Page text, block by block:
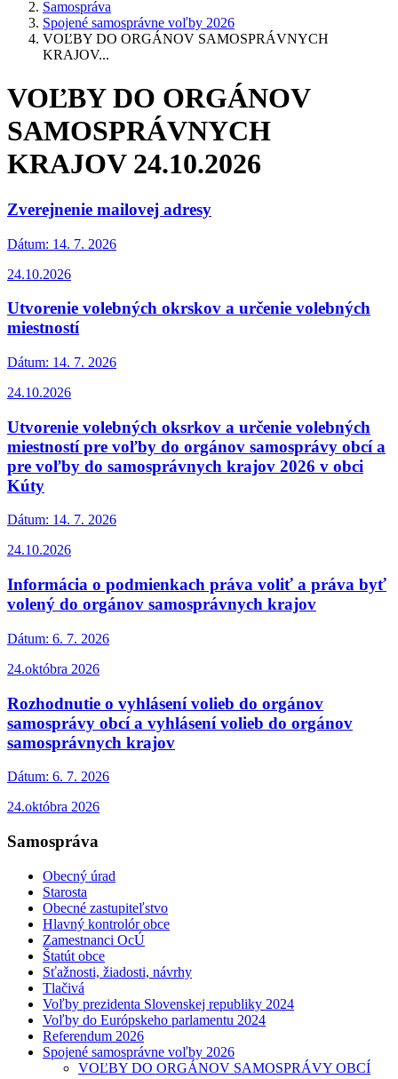
Samospráva
Spojené samosprávne voľby 2026
VOĽBY DO ORGÁNOV SAMOSPRÁVNYCH
KRAJOV...
VOĽBY DO ORGÁNOV
SAMOSPRÁVNYCH
KRAJOV 24.10.2026
Zverejnenie mailovej adresy
Dátum: 14. 7. 2026
24.10.2026
Utvorenie volebných okrskov a určenie volebných
miestností
Dátum: 14. 7. 2026
24.10.2026
Utvorenie volebných oksrkov a určenie volebných
miestností pre voľby do orgánov samosprávy obcí a
pre voľby do samosprávnych krajov 2026 v obci
Kúty
Dátum: 14. 7. 2026
24.10.2026
Informácia o podmienkach práva voliť a práva byť
volený do orgánov samosprávnych krajov
Dátum: 6. 7. 2026
24.októbra 2026
Rozhodnutie o vyhlásení volieb do orgánov
samosprávy obcí a vyhlásení volieb do orgánov
samosprávnych krajov
Dátum: 6. 7. 2026
24.októbra 2026
Samospráva
Obecný úrad
Starosta
Obecné zastupiteľstvo
Hlavný kontrolór obce
Zamestnanci OcÚ
Štatút obce
Sťažnosti, žiadosti, návrhy
Tlačivá
Voľby prezidenta Slovenskej republiky 2024
Voľby do Európskeho parlamentu 2024
Referendum 2026
Spojené samosprávne voľby 2026
VOĽBY DO ORGÁNOV SAMOSPRÁVY OBCÍ